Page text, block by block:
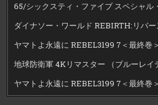
65/シックスティ・ファイブ スペシャル
ダイナソー・ワールド REBIRTH:リバー
ヤマトよ永遠に REBEL3199 7＜最終巻
地球防衛軍 4Kリマスター （ブルーレイ
ヤマトよ永遠に REBEL3199 7＜最終巻＞